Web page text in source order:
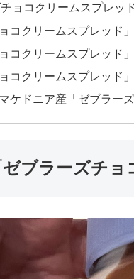
チョコクリームスプレッ
コクリームスプレッド
コクリームスプレッド
コクリームスプレッド
ケドニア産「ゼブラー
ブラーズチョ